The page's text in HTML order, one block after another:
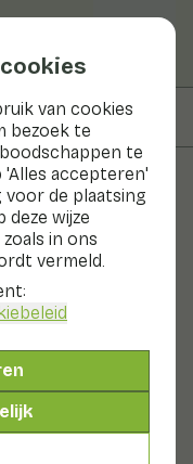
van cookies
bezoek te
te
'Alles accepteren'
de plaatsing
wijze
in ons
vermeld.